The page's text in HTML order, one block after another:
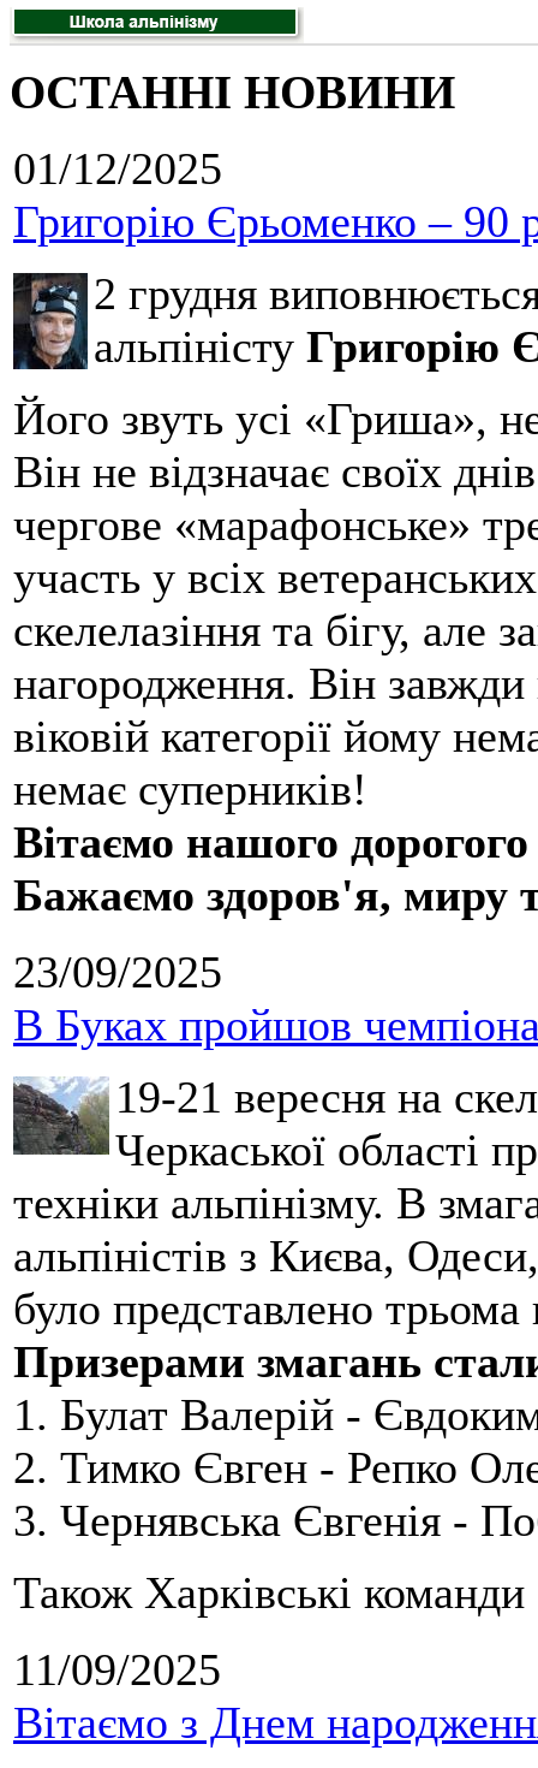
ОСТАННІ НОВИНИ
01/12/2025
Григорію Єрьоменко – 90
2 грудня
альпіністу Григорію
Його звуть усі «Гриша»,
Він не відзначає своїх
чергове «марафонське»
участь у всіх
скелелазіння та бігу, але
нагородження. Він
віковій категорії йому
немає суперників!
Вітаємо нашого
Бажаємо здоров'я, миру
23/09/2025
В Буках пройшов
19-21 вересня на
Черкаської області
техніки альпінізму. В
альпіністів з Києва,
було представлено
Призерами змагань
1. Булат Валерій -
2. Тимко Євген - Репко
3. Чернявська Євгенія -
Також Харківські
11/09/2025
Вітаємо з Днем